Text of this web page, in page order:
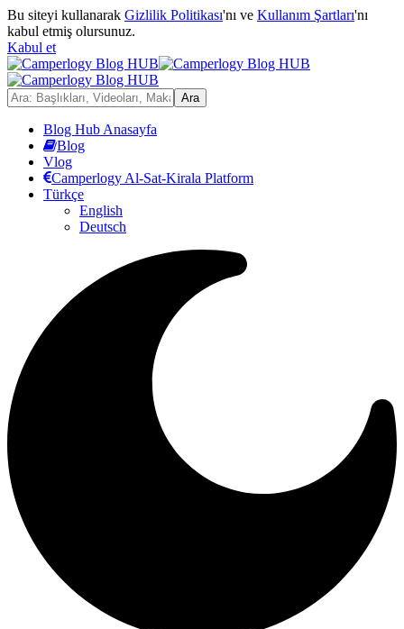
Bu siteyi kullanarak Gizlilik Politikası'nı ve Kullanım Şartları'nı
kabul etmiş olursunuz.
Kabul et
Blog Hub Anasayfa
Blog
Vlog
Camperlogy Al-Sat-Kirala Platform
Türkçe
English
Deutsch